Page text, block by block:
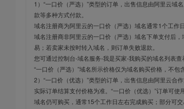
1）“一口价（严选）”类型的订单，出售信息由阿里云
款等多种方式付款。
域名注册商为阿里云的一口价（严选）域名通常1个工作
域名注册商非阿里云的一口价（严选）域名下单支付后
易；若卖家未按时转入域名，则订单失败退款。
您可通过控制台-域名服务-我是买家-我购买的域名列表
“一口价（严选）”域名所示价格仅为域名购买价格，不
2）“一口价（优选）”类型的订单，出售信息由阿里云合
实际订单结算支付价格为准。“一口价（优选）”订单可
域名仍可购买，通常15个工作日左右完成购买；部分可